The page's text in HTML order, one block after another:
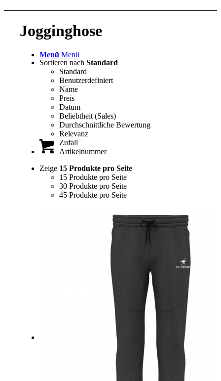
Menü Menü
Jogginghose
Sortieren nachStandard
Standard
Benutzerdefiniert
Name
Preis
Datum
Beliebtheit (Sales)
Durchschnittliche Bewertung
Relevanz
Zufall
Artikelnummer
Zeige 15 Produkte pro Seite
15 Produkte pro Seite
30 Produkte pro Seite
45 Produkte pro Seite